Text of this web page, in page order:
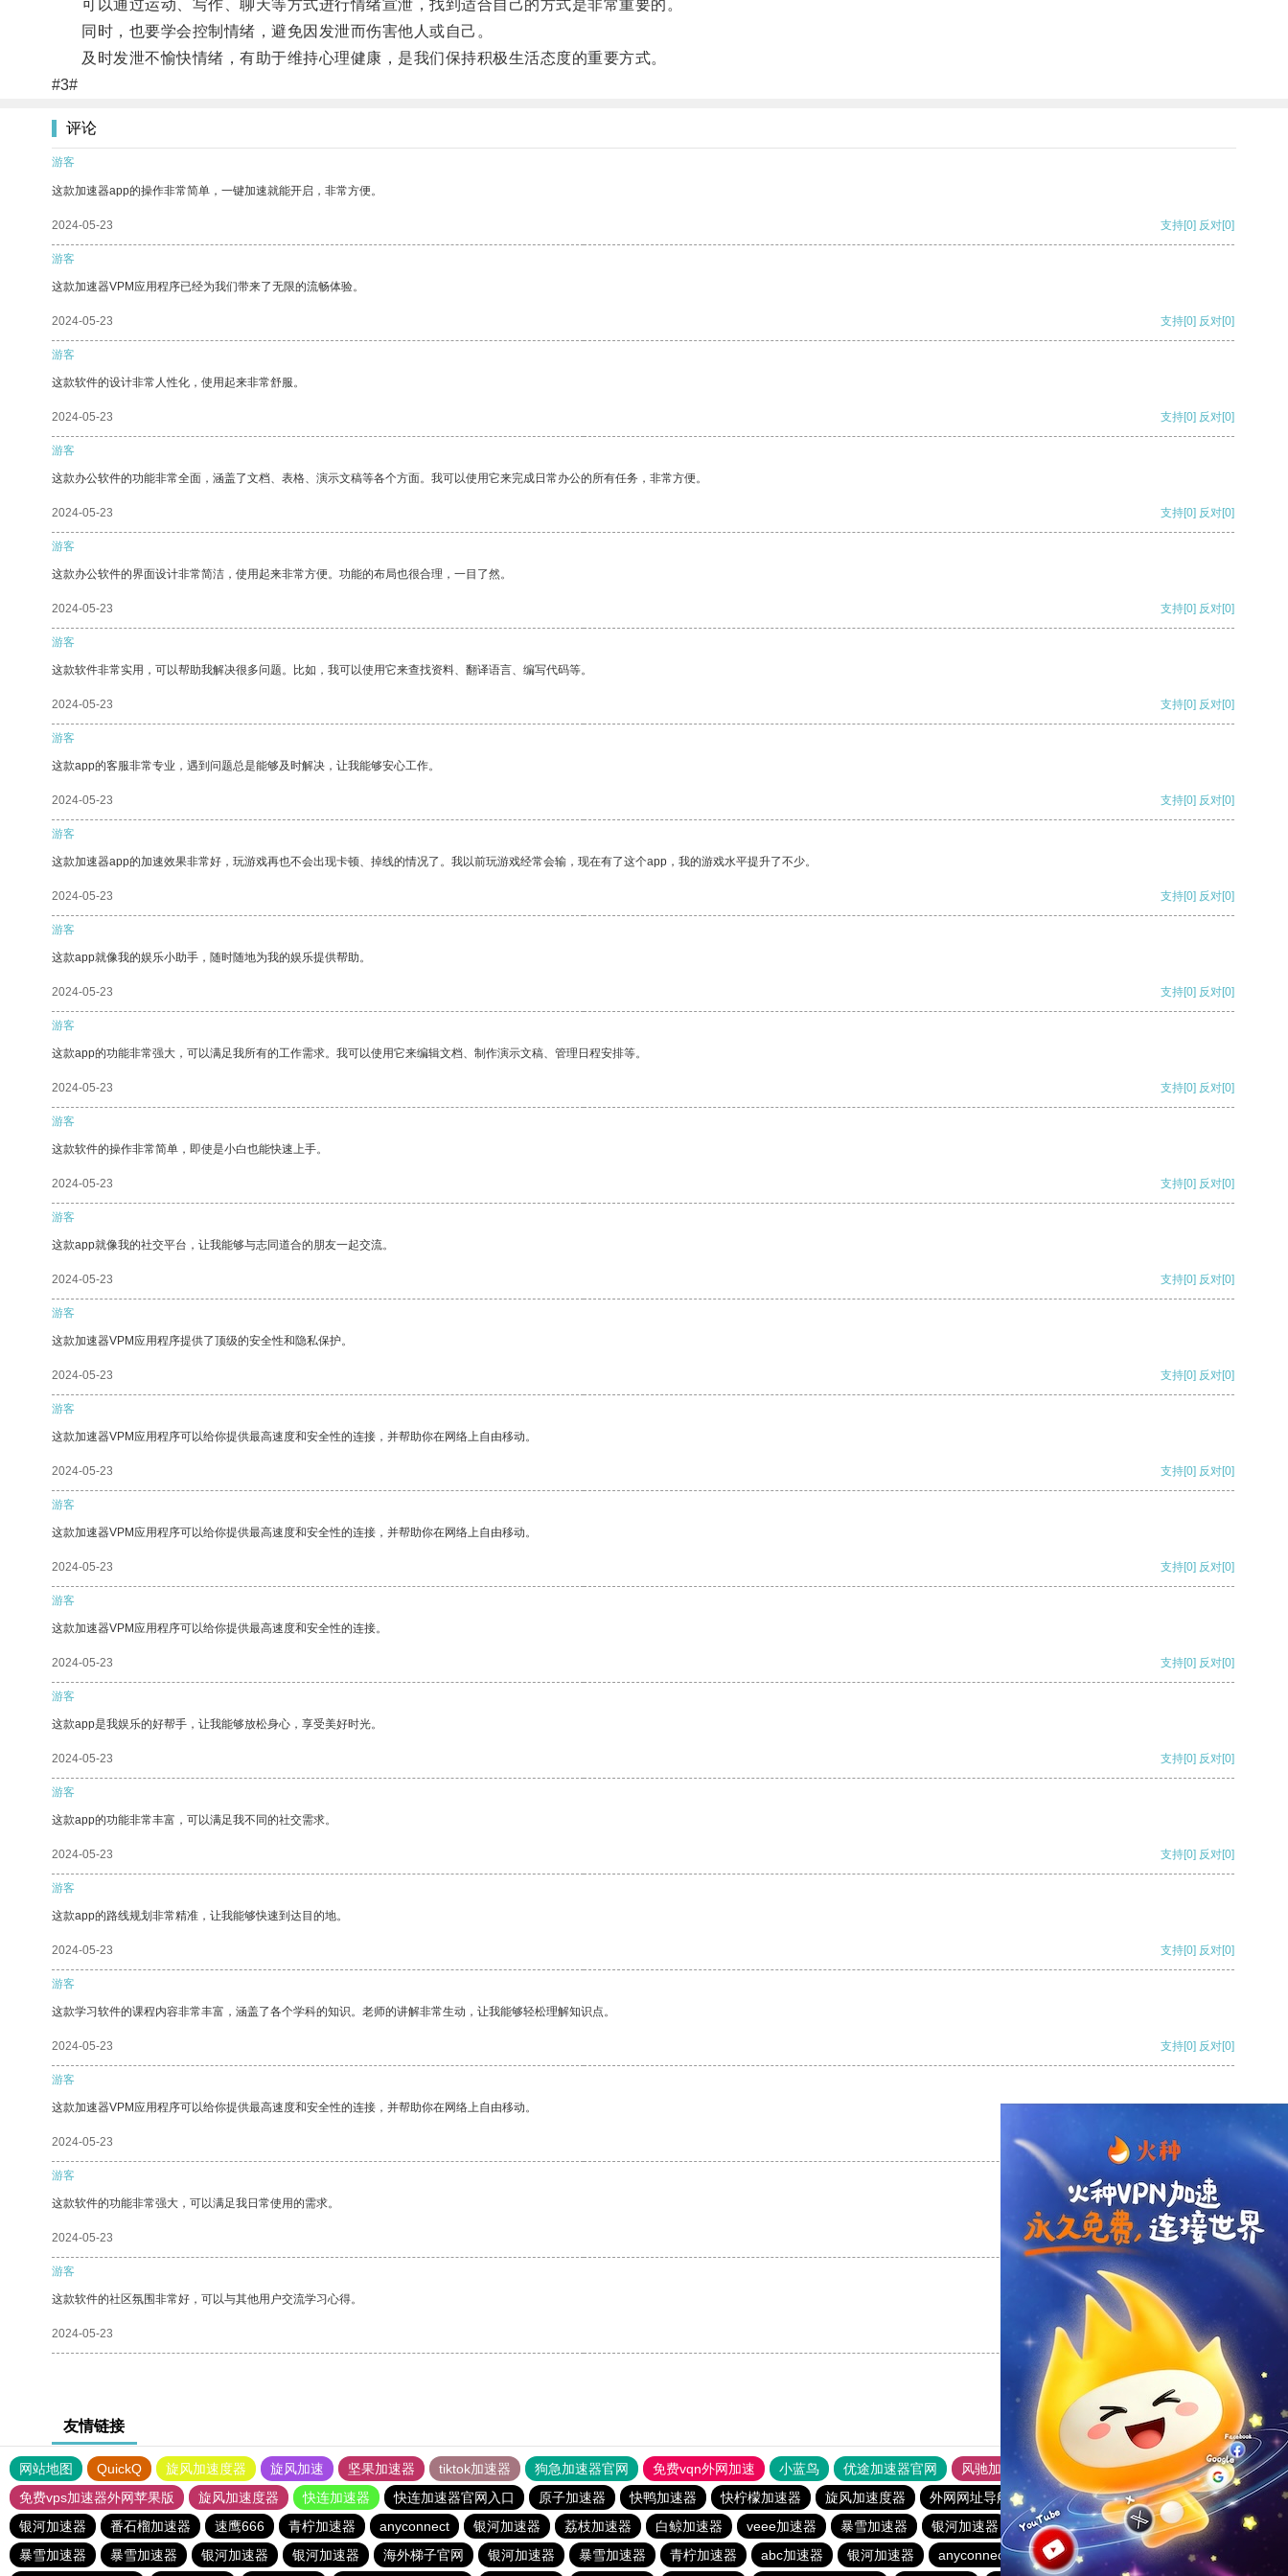
可以通过运动、写作、聊天等方式进行情绪宣泄，找到适合自己的方式是非常重要的。
同时，也要学会控制情绪，避免因发泄而伤害他人或自己。
及时发泄不愉快情绪，有助于维持心理健康，是我们保持积极生活态度的重要方式。
#3#
评论
游客
这款加速器app的操作非常简单，一键加速就能开启，非常方便。
2024-05-23 支持[0] 反对[0]
游客
这款加速器VPM应用程序已经为我们带来了无限的流畅体验。
2024-05-23 支持[0] 反对[0]
游客
这款软件的设计非常人性化，使用起来非常舒服。
2024-05-23 支持[0] 反对[0]
游客
这款办公软件的功能非常全面，涵盖了文档、表格、演示文稿等各个方面。我可以使用它来完成日常办公的所有任务，非常方便。
2024-05-23 支持[0] 反对[0]
游客
这款办公软件的界面设计非常简洁，使用起来非常方便。功能的布局也很合理，一目了然。
2024-05-23 支持[0] 反对[0]
游客
这款软件非常实用，可以帮助我解决很多问题。比如，我可以使用它来查找资料、翻译语言、编写代码等。
2024-05-23 支持[0] 反对[0]
游客
这款app的客服非常专业，遇到问题总是能够及时解决，让我能够安心工作。
2024-05-23 支持[0] 反对[0]
游客
这款加速器app的加速效果非常好，玩游戏再也不会出现卡顿、掉线的情况了。我以前玩游戏经常会输，现在有了这个app，我的游戏水平提升了不少。
2024-05-23 支持[0] 反对[0]
游客
这款app就像我的娱乐小助手，随时随地为我的娱乐提供帮助。
2024-05-23 支持[0] 反对[0]
游客
这款app的功能非常强大，可以满足我所有的工作需求。我可以使用它来编辑文档、制作演示文稿、管理日程安排等。
2024-05-23 支持[0] 反对[0]
游客
这款软件的操作非常简单，即使是小白也能快速上手。
2024-05-23 支持[0] 反对[0]
游客
这款app就像我的社交平台，让我能够与志同道合的朋友一起交流。
2024-05-23 支持[0] 反对[0]
游客
这款加速器VPM应用程序提供了顶级的安全性和隐私保护。
2024-05-23 支持[0] 反对[0]
游客
这款加速器VPM应用程序可以给你提供最高速度和安全性的连接，并帮助你在网络上自由移动。
2024-05-23 支持[0] 反对[0]
游客
这款加速器VPM应用程序可以给你提供最高速度和安全性的连接，并帮助你在网络上自由移动。
2024-05-23 支持[0] 反对[0]
游客
这款加速器VPM应用程序可以给你提供最高速度和安全性的连接。
2024-05-23 支持[0] 反对[0]
游客
这款app是我娱乐的好帮手，让我能够放松身心，享受美好时光。
2024-05-23 支持[0] 反对[0]
游客
这款app的功能非常丰富，可以满足我不同的社交需求。
2024-05-23 支持[0] 反对[0]
游客
这款app的路线规划非常精准，让我能够快速到达目的地。
2024-05-23 支持[0] 反对[0]
游客
这款学习软件的课程内容非常丰富，涵盖了各个学科的知识。老师的讲解非常生动，让我能够轻松理解知识点。
2024-05-23 支持[0] 反对[0]
游客
这款加速器VPM应用程序可以给你提供最高速度和安全性的连接，并帮助你在网络上自由移动。
2024-05-23 支持
游客
这款软件的功能非常强大，可以满足我日常使用的需求。
2024-05-23 支持[0] 反对[0]
游客
这款软件的社区氛围非常好，可以与其他用户交流学习心得。
2024-05-23 支持[0] 反对[0]
友情链接
网站地图 QuickQ 旋风加速度器 旋风加速 坚果加速器 tiktok加速器 狗急加速器官网 免费vqn外网加速 小蓝鸟 优途加速器官网 风驰加速器
旋风加速器
免费vps加速器外网苹果版
旋风加速度器 快连加速器 快连加速器官网入口 原子加速器 快鸭加速器 快柠檬加速器 旋风加速度器 外网网址导航 软件中心
纵云梯加速器
银河加速器
番石榴加速器 速鹰666 青柠加速器 anyconnect 银河加速器 荔枝加速器 白鲸加速器 veee加速器 暴雪加速器 银河加速器 橘子加速器
vp(永久免费)加速器
暴雪加速器
暴雪加速器 银河加速器 银河加速器 海外梯子官网 银河加速器 暴雪加速器 青柠加速器 abc加速器 银河加速器 anyconnect
vp(永久免费)加速器